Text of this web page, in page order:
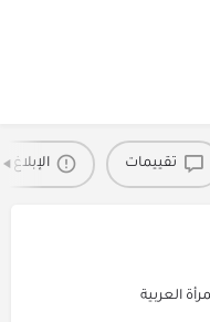
تقييمات
العربية